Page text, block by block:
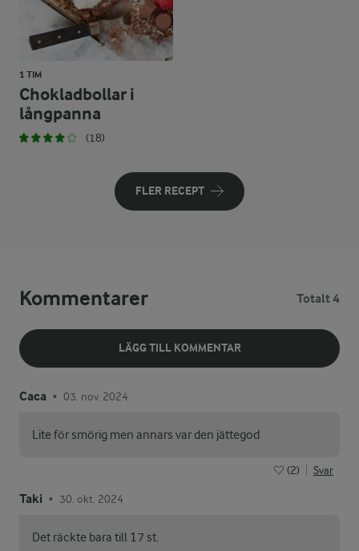
1 TIM
Chokladbollar i
långpanna
(18)
FLER RECEPT
Kommentarer Totalt 4
LÄGG TILL KOMMENTAR
Caca • 03. nov. 2024
Lite för smörig men annars var den jättegod
(2) Svar
Taki • 30. okt. 2024
Det räckte bara till 17 st.